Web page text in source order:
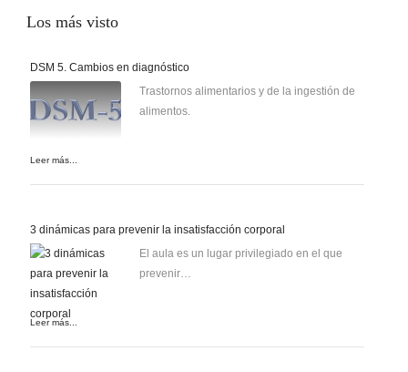
Los más visto
DSM 5. Cambios en diagnóstico
Trastornos alimentarios y de la ingestión de
alimentos.
Leer más...
3 dinámicas para prevenir la insatisfacción corporal
El aula es un lugar privilegiado en el que
prevenir…
Leer más...